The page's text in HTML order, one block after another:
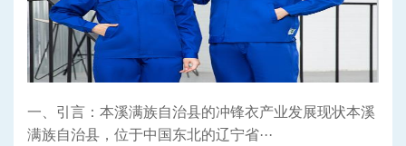
一、引言：本溪满族自治县的冲锋衣产业发展现状本溪
满族自治县，位于中国东北的辽宁省···